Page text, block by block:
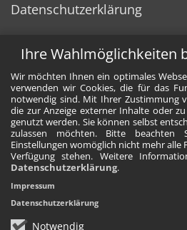
Ihre Wahlmöglichkeiten
Wir möchten Ihnen ein optimales
verwenden wir Cookies, die für das
notwendig sind. Mit Ihrer Zustimmung
die zur Anzeige externer Inhalte oder
genutzt werden. Sie können selbst
zulassen möchten. Bitte
Einstellungen womöglich nicht mehr alle
Verfügung stehen. Weitere
Datenschutzerklärung.
Notwendig
Impressum
Datenschutzerklärung
Datenschutzerklärung